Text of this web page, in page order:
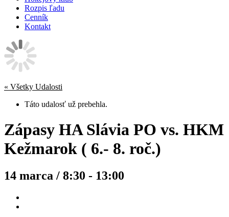
Rozpis ľadu
Cenník
Kontakt
« Všetky Udalosti
Táto udalosť už prebehla.
Zápasy HA Slávia PO vs. HKM
Kežmarok ( 6.- 8. roč.)
14 marca / 8:30 - 13:00